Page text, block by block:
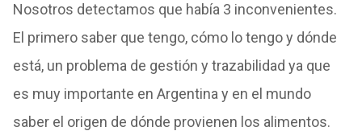
Nosotros detectamos que había 3 inconvenientes.
El primero saber que tengo, cómo lo tengo y dónde
está, un problema de gestión y trazabilidad ya que
es muy importante en Argentina y en el mundo
saber el origen de dónde provienen los alimentos.